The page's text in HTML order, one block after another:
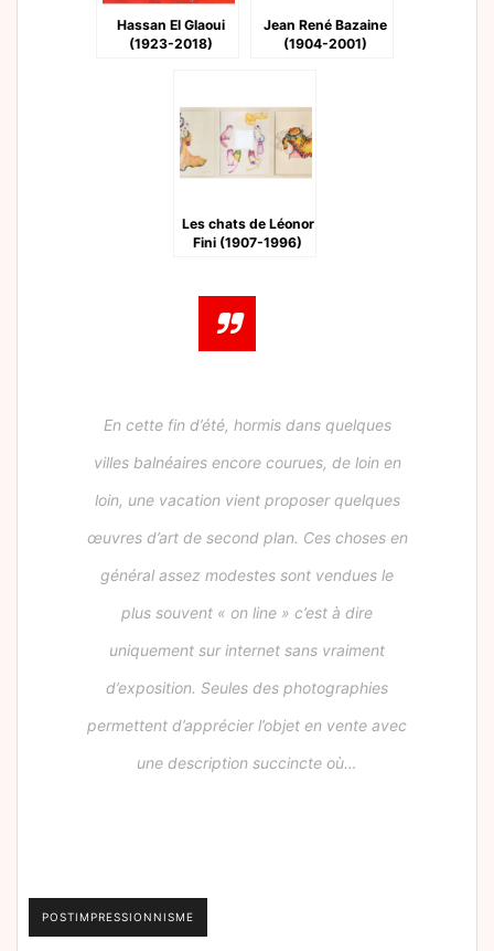
Hassan El Glaoui
(1923-2018)
Jean René Bazaine
(1904-2001)
Les chats de Léonor
Fini (1907-1996)
En cette fin d’été, hormis dans quelques
villes balnéaires encore courues, de loin en
loin, une vacation vient proposer quelques
œuvres d’art de second plan. Ces choses en
général assez modestes sont vendues le
plus souvent « on line » c’est à dire
uniquement sur internet sans vraiment
d’exposition. Seules des photographies
permettent d’apprécier l’objet en vente avec
une description succincte où…
POSTIMPRESSIONNISME